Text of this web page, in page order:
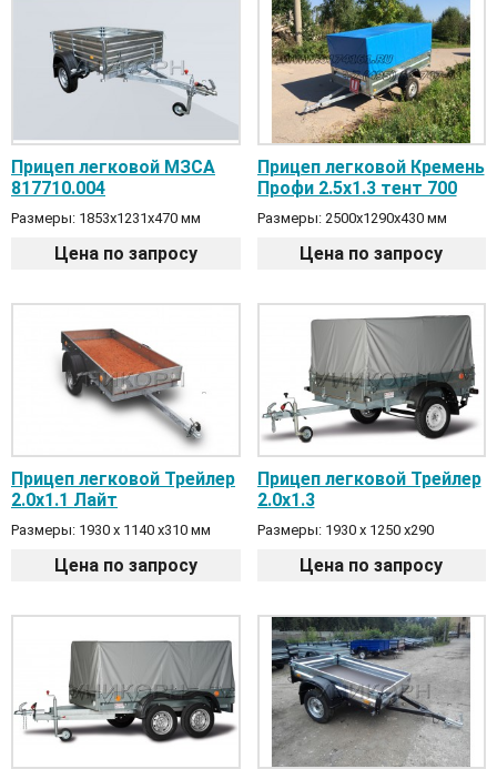
Прицеп легковой МЗСА
817710.004
Размеры: 1853х1231х470 мм
Цена по запросу
Прицеп легковой Кремень
Профи 2.5х1.3 тент 700
Размеры: 2500х1290х430 мм
Цена по запросу
Прицеп легковой Трейлер
2.0х1.1 Лайт
Размеры: 1930 х 1140 х310 мм
Цена по запросу
Прицеп легковой Трейлер
2.0х1.3
Размеры: 1930 х 1250 х290
Цена по запросу